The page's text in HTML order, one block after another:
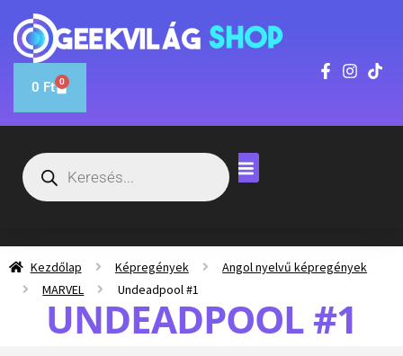
0 Ft 0
Kezdőlap Képregények
Angol nyelvű képregények
MARVEL
Undeadpool #1
UNDEADPOOL #1